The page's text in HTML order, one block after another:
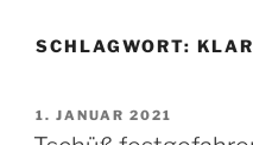
SCHLAGWORT:
VERÖFFENTLICHT
AM
1. JANUAR 2021